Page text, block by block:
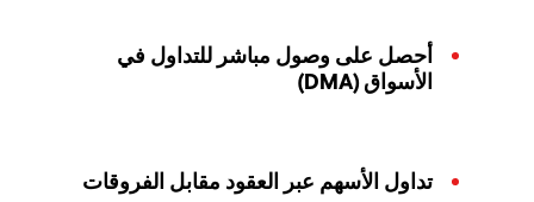
أحصل على وصول مباشر للتداول في
الأسواق (DMA)
تداول الأسهم عبر العقود مقابل الفروقات